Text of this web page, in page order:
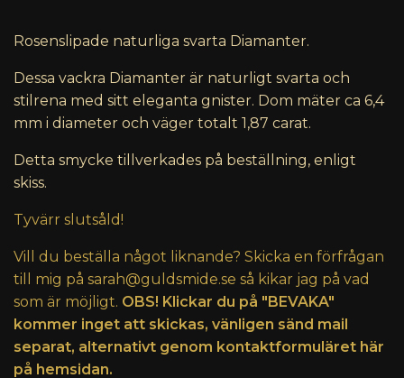
Rosenslipade naturliga svarta Diamanter.
Dessa vackra Diamanter är naturligt svarta och
stilrena med sitt eleganta gnister. Dom mäter ca 6,4
mm i diameter och väger totalt 1,87 carat.
Detta smycke tillverkades på beställning, enligt
skiss.
Tyvärr slutsåld!
Vill du beställa något liknande? Skicka en förfrågan
till mig på sarah@guldsmide.se så kikar jag på vad
som är möjligt. OBS! Klickar du på "BEVAKA"
kommer inget att skickas, vänligen sänd mail
separat, alternativt genom kontaktformuläret här
på hemsidan.